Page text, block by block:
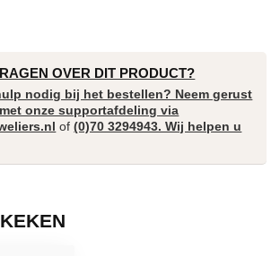
OVER DIT PRODUCT?
nodig bij het bestellen? Neem gerust
onze supportafdeling via
of(0)70 3294943. Wij helpen u